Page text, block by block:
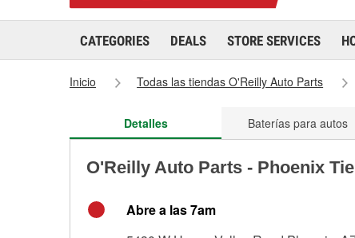
CATEGORIES DEALS STORE SERVICES
Inicio Todas las tiendas O'Reilly Auto Parts
Detalles Baterías para autos
O'Reilly Auto Parts - Phoenix
Abre a las 7am